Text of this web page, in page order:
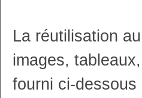
La réutilisation
images,
fourni ci-